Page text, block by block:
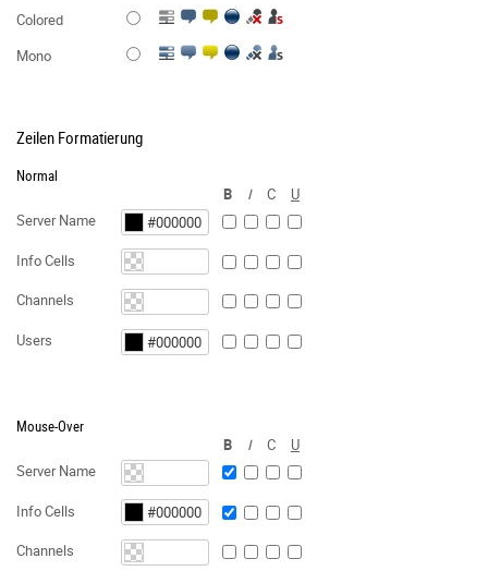
Colored
Mono
Zeilen Formatierung
Normal
B
I C
U
Server Name
Info Cells
Channels
Users
Mouse-Over
B
I C
U
Server Name
Info Cells
Channels